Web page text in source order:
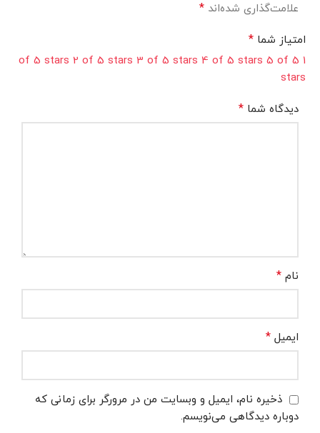
علامت‌گذاری شده‌اند *
امتیاز شما *
1 of 5 stars
2 of 5 stars 3 of 5 stars 4 of 5 stars 5 of 5
stars
دیدگاه شما *
نام *
ایمیل *
ذخیره نام، ایمیل و وبسایت من در مرورگر برای زمانی که
دوباره دیدگاهی می‌نویسم.